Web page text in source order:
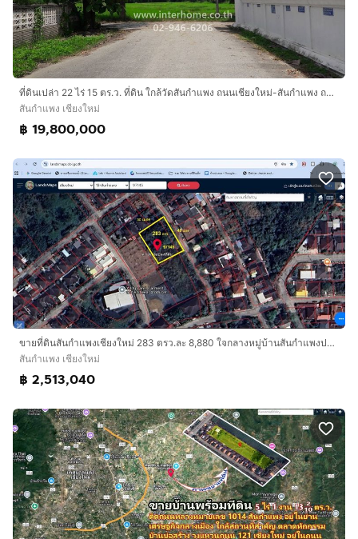
ที่ดินเปล่า 22 ไร่ 15 ตร.ว. ที่ดิน ใกล้วัดสันกำแพง ถนนเชียงใหม่-สันกำแพง ถนนเชียงใหม่-สันกำแพง สันกำแพง เชียงใหม่
สันกำแพง เชียงใหม่
฿ 19,800,000
ขายที่ดินสันกําแพงเชียงใหม่ 283 ตรว.ละ 8,880 ใจกลางหมู่บ้านสันกําแพงปาร์ควิวล์
สันกำแพง เชียงใหม่
฿ 2,513,040